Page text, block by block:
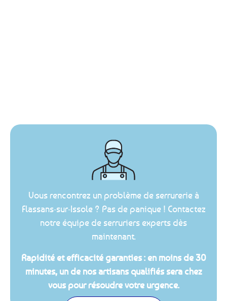
Vous rencontrez un problème de serrurerie à
Flassans-sur-Issole ? Pas de panique ! Contactez
notre équipe de serruriers experts dès
maintenant.
Rapidité et efficacité garanties : en moins de 30
minutes, un de nos artisans qualifiés sera chez
vous pour résoudre votre urgence.